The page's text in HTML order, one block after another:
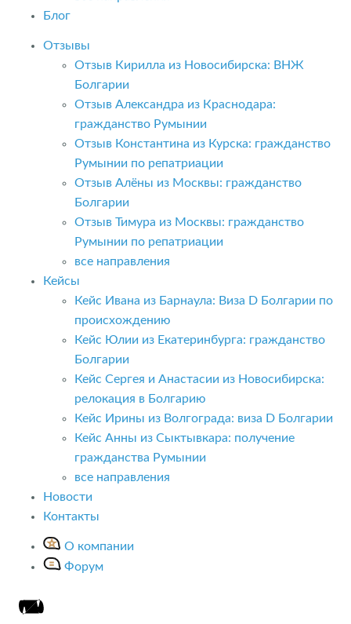
Блог
Отзывы
Отзыв Кирилла из Новосибирска: ВНЖ
Болгарии
Отзыв Александра из Краснодара:
гражданство Румынии
Отзыв Константина из Курска: гражданство
Румынии по репатриации
Отзыв Алёны из Москвы: гражданство
Болгарии
Отзыв Тимура из Москвы: гражданство
Румынии по репатриации
все направления
Кейсы
Кейс Ивана из Барнаула: Виза D Болгарии по
происхождению
Кейс Юлии из Екатеринбурга: гражданство
Болгарии
Кейс Сергея и Анастасии из Новосибирска:
релокация в Болгарию
Кейс Ирины из Волгограда: виза D Болгарии
Кейс Анны из Сыктывкара: получение
гражданства Румынии
все направления
Новости
Контакты
О компании
Форум